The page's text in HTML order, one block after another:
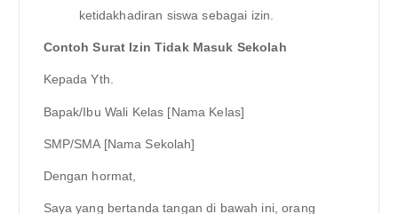
ketidakhadiran siswa sebagai izin.
Contoh Surat Izin Tidak Masuk Sekolah
Kepada Yth.
Bapak/Ibu Wali Kelas [Nama Kelas]
SMP/SMA [Nama Sekolah]
Dengan hormat,
Saya yang bertanda tangan di bawah ini, orang